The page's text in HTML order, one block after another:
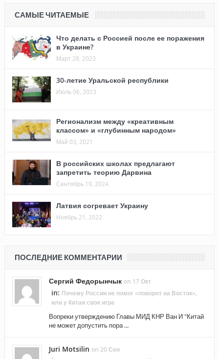
САМЫЕ ЧИТАЕМЫЕ
Что делать с Россией после ее поражения
в Украине?
Март 28, 2023
30-летие Уральской республики
Июль 06, 2023
Регионализм между «креативным
классом» и «глубинным народом»
Май 03, 2021
В российских школах предлагают
запретить теорию Дарвина
Сентябрь 19, 2024
Латвия согревает Украину
Ноябрь 21, 2022
ПОСЛЕДНИЕ КОММЕНТАРИИ
Сергий Федорынчык on 17 Окт
in: Почему России не помог «поворот на Восток»,
или у Китая своя игра
Вопреки утверждению Главы МИД КНР Ван И "Китай
не может допустить пора ...
Juri Motsilin on 20 Сен